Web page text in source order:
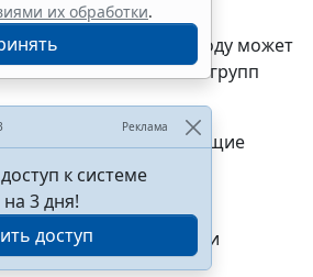
экспорта продукции
к 2025 году может
сочетании нескольких групп
факторы, определяющие
российской
инфляция);
программы поддержки
их обработки.
Реклама
к системе
3 дня!
доступ